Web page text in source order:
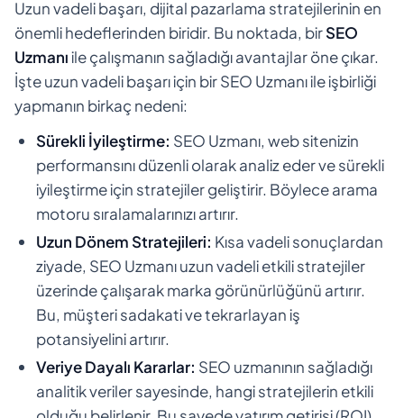
Uzun vadeli başarı, dijital pazarlama stratejilerinin en
önemli hedeflerinden biridir. Bu noktada, birSEO
Uzmanıile çalışmanın sağladığı avantajlar öne çıkar.
İşte uzun vadeli başarı için bir SEO Uzmanı ile işbirliği
yapmanın birkaç nedeni:
Sürekli İyileştirme: SEO Uzmanı, web sitenizin
performansını düzenli olarak analiz eder ve sürekli
iyileştirme için stratejiler geliştirir. Böylece arama
motoru sıralamalarınızı artırır.
Uzun Dönem Stratejileri: Kısa vadeli sonuçlardan
ziyade, SEO Uzmanı uzun vadeli etkili stratejiler
üzerinde çalışarak marka görünürlüğünü artırır.
Bu, müşteri sadakati ve tekrarlayan iş
potansiyelini artırır.
Veriye Dayalı Kararlar: SEO uzmanının sağladığı
analitik veriler sayesinde, hangi stratejilerin etkili